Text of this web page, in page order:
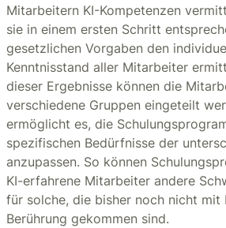
Mitarbeitern KI-Kompetenzen
sie in einem ersten Schritt
gesetzlichen Vorgaben den
Kenntnisstand aller Mitarbeiter
dieser Ergebnisse können die
verschiedene Gruppen eingeteilt
ermöglicht es, die
spezifischen Bedürfnisse der
anzupassen. So können
KI-erfahrene Mitarbeiter andere
für solche, die bisher noch nicht mit
Berührung gekommen sind.